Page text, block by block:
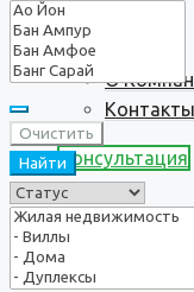
О нас
О
Контакты
Консультация
Очистить
Найти